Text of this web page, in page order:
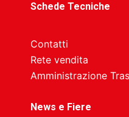
Schede Tecniche
Contatti
Rete vendita
Amministrazione
News e Fiere